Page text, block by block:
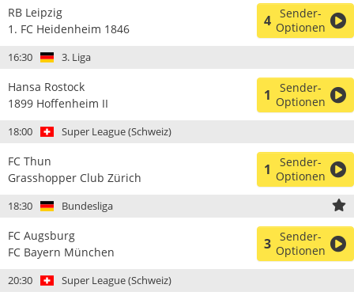
RB Leipzig
1. FC Heidenheim 1846
4 Sender-
Optionen
16:30 3. Liga
Hansa Rostock
1899 Hoffenheim II
1
Sender-
Optionen
18:00 Super League (Schweiz)
FC Thun
Grasshopper Club Zürich
1
Sender-
Optionen
18:30 Bundesliga
FC Augsburg
FC Bayern München
3 Sender-
Optionen
20:30 Super League (Schweiz)